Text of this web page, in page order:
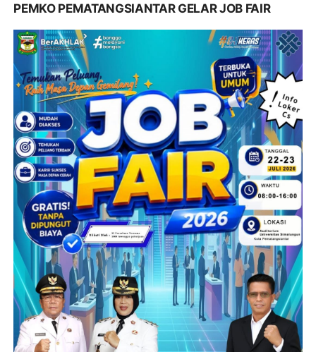
PEMKO PEMATANGSIANTAR GELAR JOB FAIR